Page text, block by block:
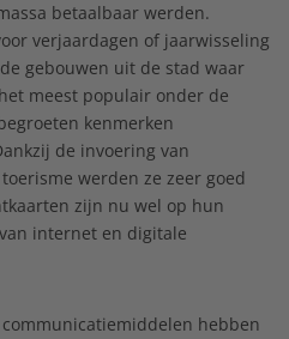
betaalbaar werden.
verjaardagen of jaarwisseling
gebouwen uit de stad waar
meest populair onder de
kenmerken
de invoering van
werden ze zeer goed
zijn nu wel op hun
internet en digitale
hebben